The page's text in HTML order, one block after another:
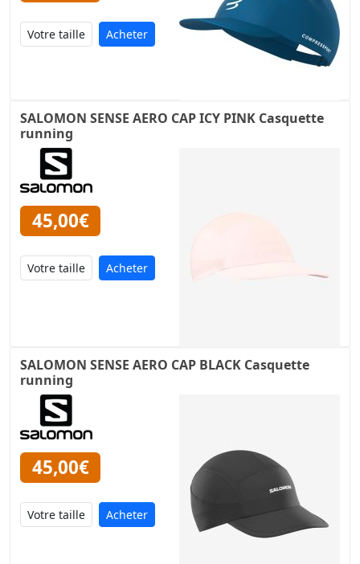
Acheter
SALOMON SENSE AERO CAP ICY PINK Casquette
running
45,00€
Acheter
SALOMON SENSE AERO CAP BLACK Casquette
running
45,00€
Acheter